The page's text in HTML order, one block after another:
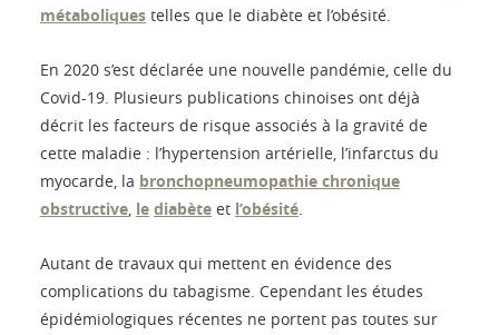
métaboliques telles que le diabète et l’obésité.
En 2020 s’est déclarée une nouvelle pandémie, celle du
Covid-19. Plusieurs publications chinoises ont déjà
décrit les facteurs de risque associés à la gravité de
cette maladie : l’hypertension artérielle, l’infarctus du
myocarde, la bronchopneumopathie chronique
obstructive, le diabète et l’obésité.
Autant de travaux qui mettent en évidence des
complications du tabagisme. Cependant les études
épidémiologiques récentes ne portent pas toutes sur